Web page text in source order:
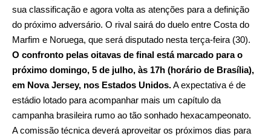
sua classificação e agora volta as atenções para a definição
do próximo adversário. O rival sairá do duelo entre Costa do
Marfim e Noruega, que será disputado nesta terça-feira (30).
O confronto pelas oitavas de final está marcado para o
próximo domingo, 5 de julho, às 17h (horário de Brasília),
em Nova Jersey, nos Estados Unidos.A expectativa é de
estádio lotado para acompanhar mais um capítulo da
campanha brasileira rumo ao tão sonhado hexacampeonato.
A comissão técnica deverá aproveitar os próximos dias para